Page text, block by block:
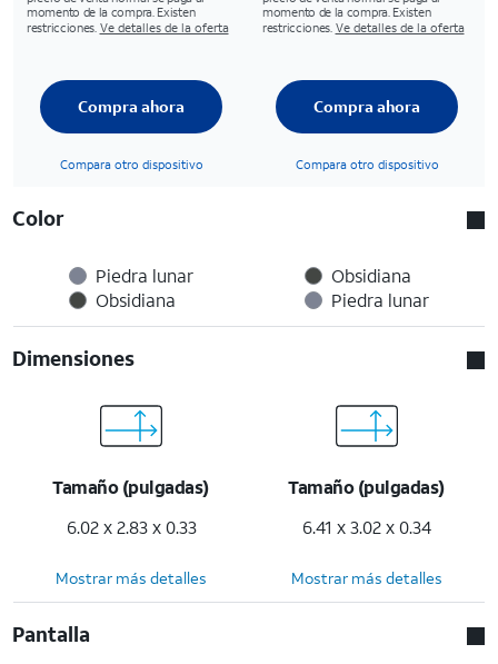
momento de la compra. Existen
restricciones. Ve detalles de la oferta
momento de la compra. Existen
restricciones. Ve detalles de la oferta
Compra ahora
Compara otro dispositivo
Compra ahora
Compara otro dispositivo
Color
Piedra lunar
Obsidiana
Obsidiana
Piedra lunar
Dimensiones
Tamaño (pulgadas)
6.02 x 2.83 x 0.33
Tamaño (pulgadas)
6.41 x 3.02 x 0.34
Mostrar más detalles Mostrar más detalles
Pantalla